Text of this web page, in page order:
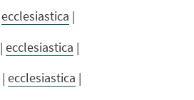
ecclesiastica |
| ecclesiastica |
| ecclesiastica |